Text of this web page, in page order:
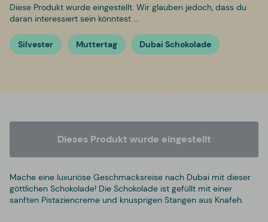
Diese Produkt wurde eingestellt. Wir glauben jedoch, dass du
daran interessiert sein könntest ...
Silvester Muttertag Dubai Schokolade
Dieses Produkt wurde eingestellt
Mache eine luxuriöse Geschmacksreise nach Dubai mit dieser
göttlichen Schokolade! Die Schokolade ist gefüllt mit einer
sanften Pistaziencreme und knusprigen Stangen aus Knafeh.